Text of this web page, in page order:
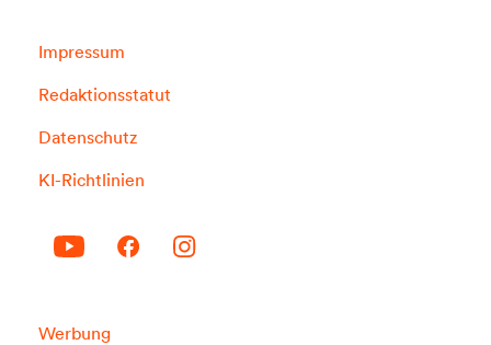
Impressum
Redaktionsstatut
Datenschutz
KI-Richtlinien
Werbung